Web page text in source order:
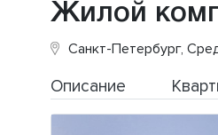
Жилой
Санкт-Петербург,
Описание